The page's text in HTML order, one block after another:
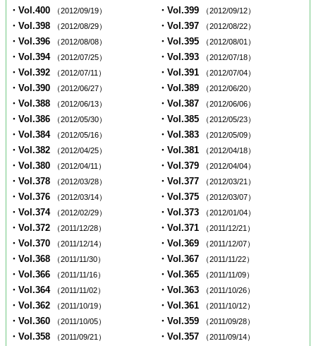
・Vol.400 （2012/09/19） ・Vol.399 （2012/09/12）
・Vol.398 （2012/08/29） ・Vol.397 （2012/08/22）
・Vol.396 （2012/08/08） ・Vol.395 （2012/08/01）
・Vol.394 （2012/07/25） ・Vol.393 （2012/07/18）
・Vol.392 （2012/07/11） ・Vol.391 （2012/07/04）
・Vol.390 （2012/06/27） ・Vol.389 （2012/06/20）
・Vol.388 （2012/06/13） ・Vol.387 （2012/06/06）
・Vol.386 （2012/05/30） ・Vol.385 （2012/05/23）
・Vol.384 （2012/05/16） ・Vol.383 （2012/05/09）
・Vol.382 （2012/04/25） ・Vol.381 （2012/04/18）
・Vol.380 （2012/04/11） ・Vol.379 （2012/04/04）
・Vol.378 （2012/03/28） ・Vol.377 （2012/03/21）
・Vol.376 （2012/03/14） ・Vol.375 （2012/03/07）
・Vol.374 （2012/02/29） ・Vol.373 （2012/01/04）
・Vol.372 （2011/12/28） ・Vol.371 （2011/12/21）
・Vol.370 （2011/12/14） ・Vol.369 （2011/12/07）
・Vol.368 （2011/11/30） ・Vol.367 （2011/11/22）
・Vol.366 （2011/11/16） ・Vol.365 （2011/11/09）
・Vol.364 （2011/11/02） ・Vol.363 （2011/10/26）
・Vol.362 （2011/10/19） ・Vol.361 （2011/10/12）
・Vol.360 （2011/10/05） ・Vol.359 （2011/09/28）
・Vol.358 （2011/09/21） ・Vol.357 （2011/09/14）